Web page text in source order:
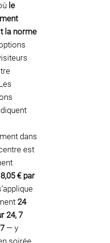
le
la norme
dans
est
8,05 € par
24
24, 7
— y